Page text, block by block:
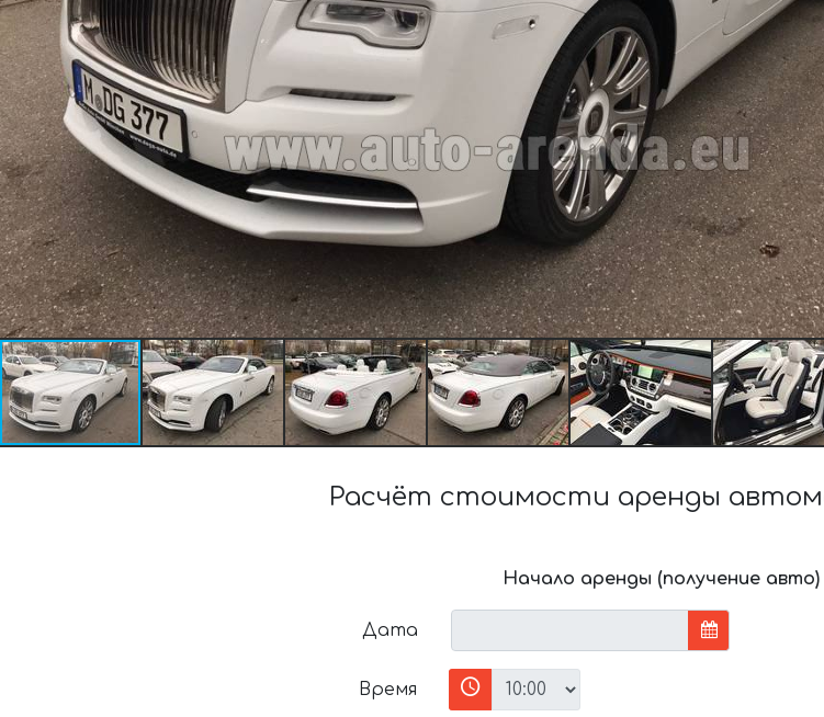
Расчёт стоимости аренды
Начало аренды (получение
Дата
Время